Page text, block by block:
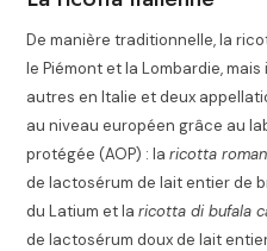
De manière traditionnelle, la
le Piémont et la Lombardie,
autres en Italie et deux
au niveau européen grâce au
protégée (AOP) : laricotta
de lactosérum de lait entier de
du Latium et laricotta di bufala
de lactosérum doux de lait